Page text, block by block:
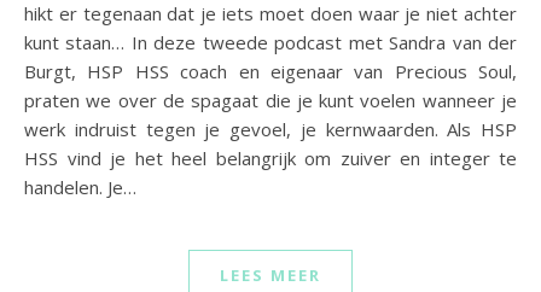
hikt er tegenaan dat je iets moet doen waar je niet achter
kunt staan… In deze tweede podcast met Sandra van der
Burgt, HSP HSS coach en eigenaar van Precious Soul,
praten we over de spagaat die je kunt voelen wanneer je
werk indruist tegen je gevoel, je kernwaarden. Als HSP
HSS vind je het heel belangrijk om zuiver en integer te
handelen. Je…
LEES MEER